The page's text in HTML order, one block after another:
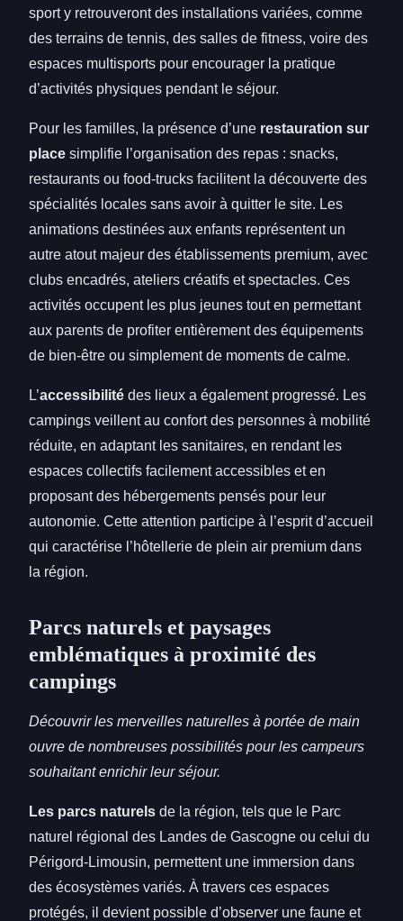
sport y retrouveront des installations variées, comme
des terrains de tennis, des salles de fitness, voire des
espaces multisports pour encourager la pratique
d’activités physiques pendant le séjour.
Pour les familles, la présence d’une restauration sur
place simplifie l’organisation des repas : snacks,
restaurants ou food-trucks facilitent la découverte des
spécialités locales sans avoir à quitter le site. Les
animations destinées aux enfants représentent un
autre atout majeur des établissements premium, avec
clubs encadrés, ateliers créatifs et spectacles. Ces
activités occupent les plus jeunes tout en permettant
aux parents de profiter entièrement des équipements
de bien-être ou simplement de moments de calme.
L’accessibilité des lieux a également progressé. Les
campings veillent au confort des personnes à mobilité
réduite, en adaptant les sanitaires, en rendant les
espaces collectifs facilement accessibles et en
proposant des hébergements pensés pour leur
autonomie. Cette attention participe à l’esprit d’accueil
qui caractérise l’hôtellerie de plein air premium dans
la région.
Parcs naturels et paysages
emblématiques à proximité des
campings
Découvrir les merveilles naturelles à portée de main
ouvre de nombreuses possibilités pour les campeurs
souhaitant enrichir leur séjour.
Les parcs naturels de la région, tels que le Parc
naturel régional des Landes de Gascogne ou celui du
Périgord-Limousin, permettent une immersion dans
des écosystèmes variés. À travers ces espaces
protégés, il devient possible d’observer une faune et